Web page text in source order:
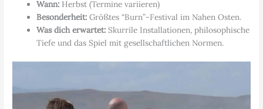
Wann: Herbst (Termine variieren)
Besonderheit: Größtes “Burn”-Festival im Nahen Osten.
Was dich erwartet: Skurrile Installationen, philosophische
Tiefe und das Spiel mit gesellschaftlichen Normen.